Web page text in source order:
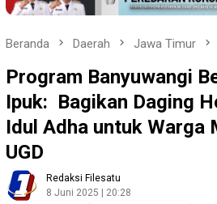
Beranda Daerah Jawa Timur
Program Banyuwangi
Ipuk: Bagikan Daging
Idul Adha untuk Warga
UGD
Redaksi Filesatu
8 Juni 2025 | 20:28